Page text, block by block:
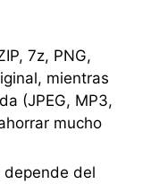
7z, PNG,
mientras
(JPEG, MP3,
mucho
depende del